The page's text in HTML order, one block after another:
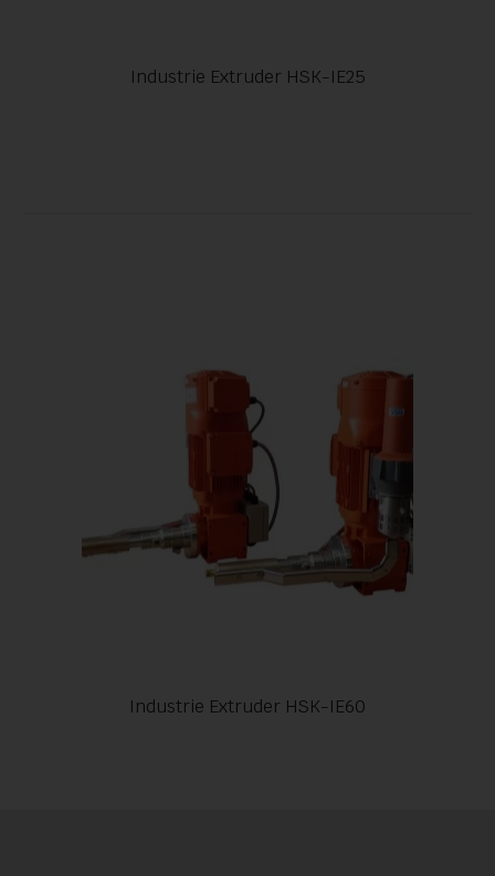
Industrie Extruder HSK-IE25
Industrie Extruder HSK-IE60